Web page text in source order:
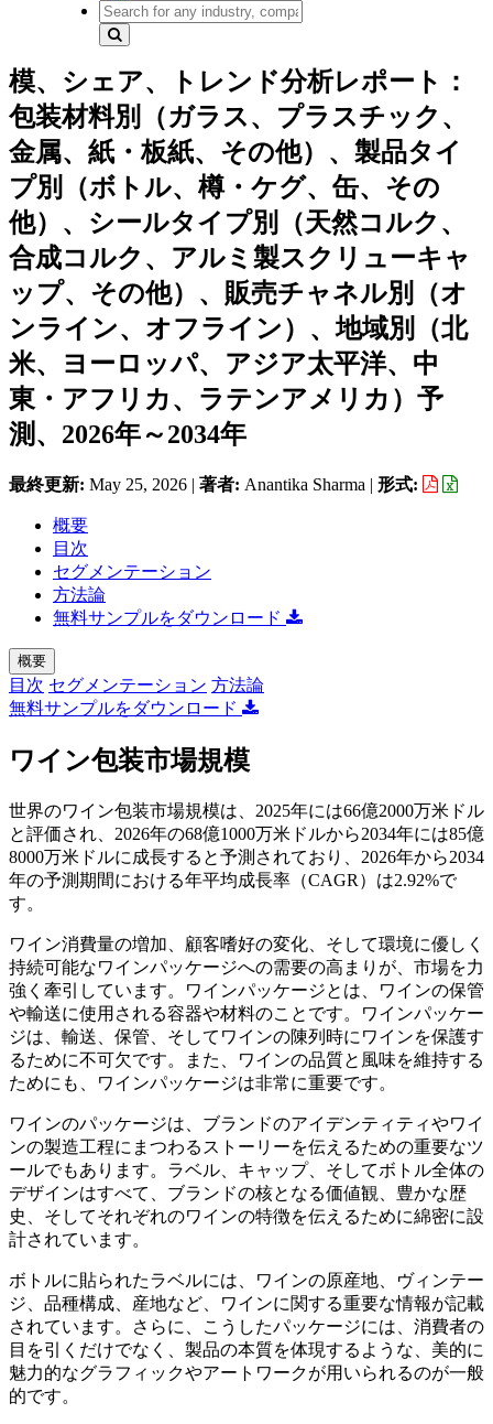
模、シェア、トレンド分析レポート：
包装材料別（ガラス、プラスチック、
金属、紙・板紙、その他）、製品タイ
プ別（ボトル、樽・ケグ、缶、その
他）、シールタイプ別（天然コルク、
合成コルク、アルミ製スクリューキャ
ップ、その他）、販売チャネル別（オ
ンライン、オフライン）、地域別（北
米、ヨーロッパ、アジア太平洋、中
東・アフリカ、ラテンアメリカ）予
測、2026年～2034年
最終更新: May 25, 2026 | 著者: Anantika Sharma | 形式:
概要
目次
セグメンテーション
方法論
無料サンプルをダウンロード
概要
目次 セグメンテーション 方法論
無料サンプルをダウンロード
ワイン包装市場規模
世界のワイン包装市場規模は、2025年には66億2000万米ドル
と評価され、2026年の68億1000万米ドルから2034年には85億
8000万米ドルに成長すると予測されており、2026年から2034
年の予測期間における年平均成長率（CAGR）は2.92%で
す。
ワイン消費量の増加、顧客嗜好の変化、そして環境に優しく
持続可能なワインパッケージへの需要の高まりが、市場を力
強く牽引しています。ワインパッケージとは、ワインの保管
や輸送に使用される容器や材料のことです。ワインパッケー
ジは、輸送、保管、そしてワインの陳列時にワインを保護す
るために不可欠です。また、ワインの品質と風味を維持する
ためにも、ワインパッケージは非常に重要です。
ワインのパッケージは、ブランドのアイデンティティやワイ
ンの製造工程にまつわるストーリーを伝えるための重要なツ
ールでもあります。ラベル、キャップ、そしてボトル全体の
デザインはすべて、ブランドの核となる価値観、豊かな歴
史、そしてそれぞれのワインの特徴を伝えるために綿密に設
計されています。
ボトルに貼られたラベルには、ワインの原産地、ヴィンテー
ジ、品種構成、産地など、ワインに関する重要な情報が記載
されています。さらに、こうしたパッケージには、消費者の
目を引くだけでなく、製品の本質を体現するような、美的に
魅力的なグラフィックやアートワークが用いられるのが一般
的です。